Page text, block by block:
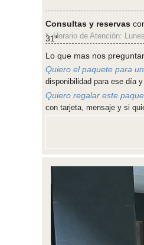
Consultas y reservas
31*
*- Horario de Atención:
Lo que mas nos
Quiero el paquete para
disponibilidad para ese día
Quiero regalar este
con tarjeta, mensaje y si